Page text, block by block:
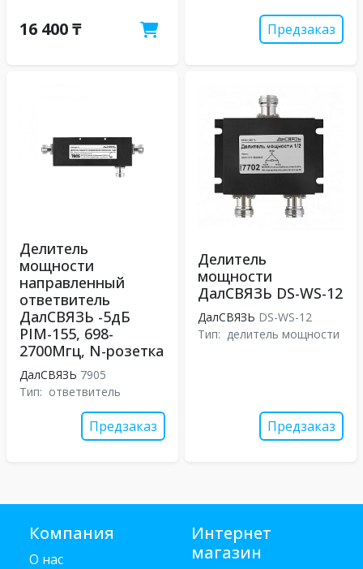
16 400 ₸ Предзаказ
Делитель
мощности
направленный
ответвитель
ДалСВЯЗЬ -5дБ
PIM-155, 698-
2700Мгц, N-розетка
ДалСВЯЗЬ 7905
Тип: ответвитель
Предзаказ
Делитель
мощности
ДалСВЯЗЬ DS-WS-12
ДалСВЯЗЬ DS-WS-12
Тип: делитель мощности
Предзаказ
Компания
О нас
Интернет
магазин